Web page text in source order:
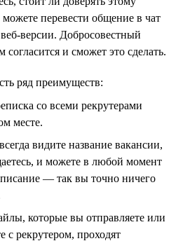
перевести общение в чат
версии. Добросовестный
согласится и сможет это сделать.
ряд преимуществ:
со всеми рекрутерами
месте.
видите название вакансии,
и можете в любой момент
— так вы точно ничего
которые вы отправляете или
с рекрутером, проходят